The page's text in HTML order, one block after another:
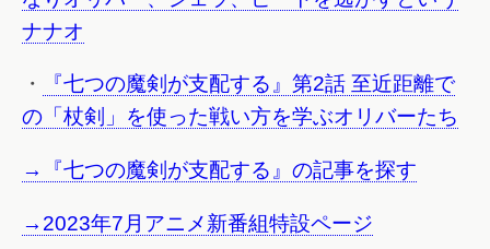
ナナオ
・
『七つの魔剣が支配する』第2話 至近距離で
の「杖剣」を使った戦い方を学ぶオリバーたち
→『七つの魔剣が支配する』の記事を探す
→2023年7月アニメ新番組特設ページ